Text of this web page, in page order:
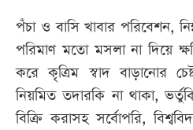
পঁচা ও বাসি খাবার পরিবেশন,
পরিমাণ মতো মসলা না দিয়ে
করে কৃত্রিম স্বাদ বাড়ানোর
নিয়মিত তদারকি না থাকা,
বিক্রি করাসহ সর্বোপরি,